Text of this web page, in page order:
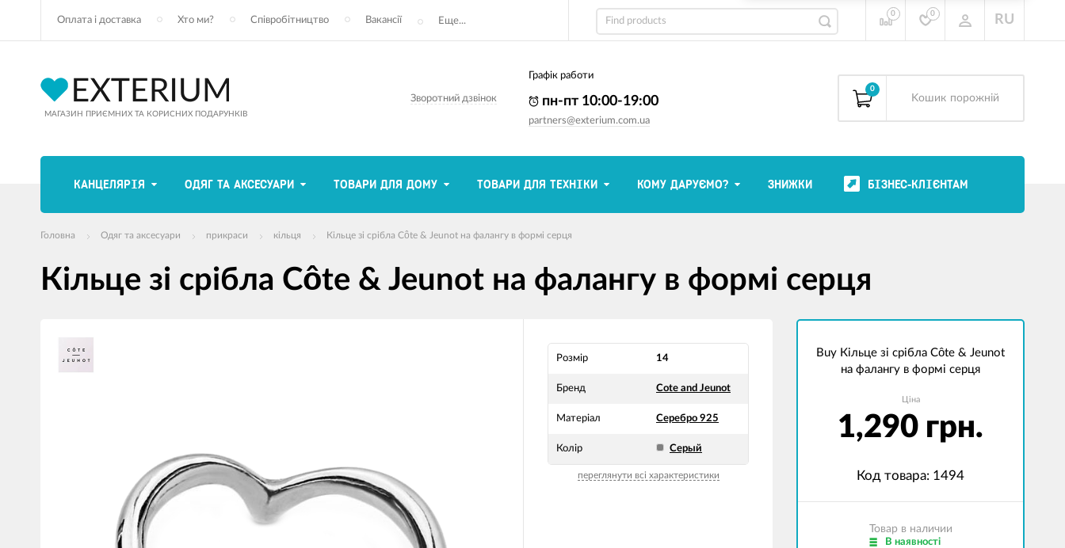
Оплата і доставка Хто ми? Співробітництво Вакансії Еще...
0 0 RU
МАГАЗИН ПРИЄМНИХ ТА КОРИСНИХ ПОДАРУНКІВ
Зворотний дзвінок
Графік работи
пн-пт 10:00-19:00
partners@exterium.com.ua
0
Kошик порожній
КАНЦЕЛЯРІЯ ОДЯГ ТА АКСЕСУАРИ ТОВАРИ ДЛЯ ДОМУ ТОВАРИ ДЛЯ ТЕХНІКИ КОМУ ДАРУЄМО? ЗНИЖКИ БІЗНЕС-КЛІЄНТАМ
Головна Одяг та аксесуари прикраси кільця Кільце зі срібла Côte & Jeunot на фалангу в формі серця
Кільце зі срібла Côte & Jeunot на фалангу в формі серця
продуктів
Розмір 14
Бренд Cote and Jeunot
Матеріал Серебро 925
Колір Серый
переглянути всі характеристики
Buy Кільце зі срібла Côte & Jeunot
на фалангу в формі серця
Ціна
1,290 грн.
Код товара: 1494
Товар в наличии
В наявності